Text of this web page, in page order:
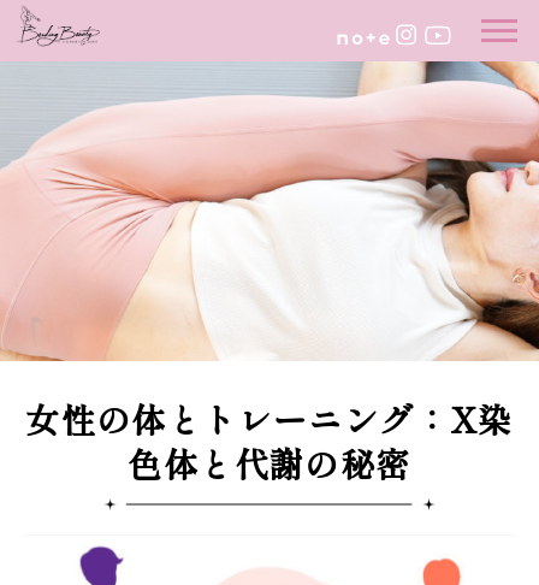
女性の体とトレーニング：X染
色体と代謝の秘密